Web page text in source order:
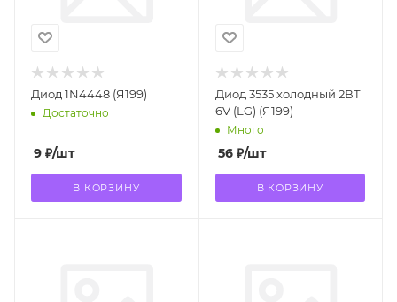
Диод 1N4448 (Я199)
Достаточно
9 ₽/шт
В КОРЗИНУ
Диод 3535 холодный 2ВТ
6V (LG) (Я199)
Много
56₽/шт
В КОРЗИНУ